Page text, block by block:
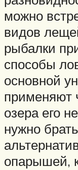
можно
видов
рыбалки
способы
основной
применяют
озера его
нужно
опарышей,